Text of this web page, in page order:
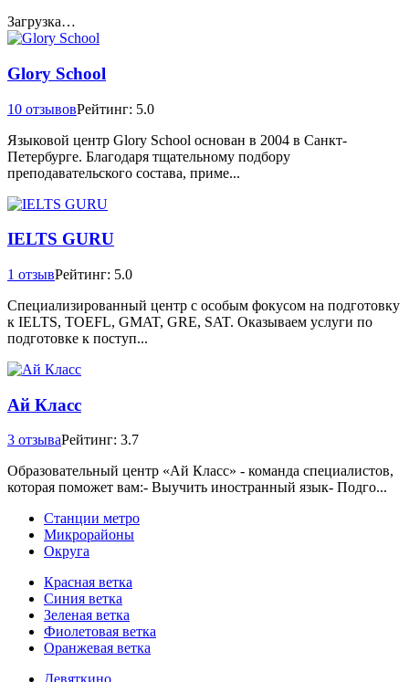
Загрузка…
Glory School
10 отзывовРейтинг: 5.0
Языковой центр Glory School основан в 2004 в Санкт-
Петербурге. Благодаря тщательному подбору
преподавательского состава, приме...
IELTS GURU
1 отзывРейтинг: 5.0
Специализированный центр с особым фокусом на подготовку
к IELTS, TOEFL, GMAT, GRE, SAT. Оказываем услуги по
подготовке к поступ...
Ай Класс
3 отзываРейтинг: 3.7
Образовательный центр «Ай Класс» - команда специалистов,
которая поможет вам:- Выучить иностранный язык- Подго...
Станции метро
Микрорайоны
Округа
Красная ветка
Синия ветка
Зеленая ветка
Фиолетовая ветка
Оранжевая ветка